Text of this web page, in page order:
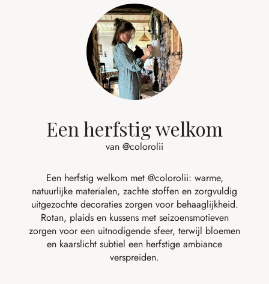
Een herfstig welkom
van @colorolii
Een herfstig welkom met @colorolii: warme,
natuurlijke materialen, zachte stoffen en zorgvuldig
uitgezochte decoraties zorgen voor behaaglijkheid.
Rotan, plaids en kussens met seizoensmotieven
zorgen voor een uitnodigende sfeer, terwijl bloemen
en kaarslicht subtiel een herfstige ambiance
verspreiden.